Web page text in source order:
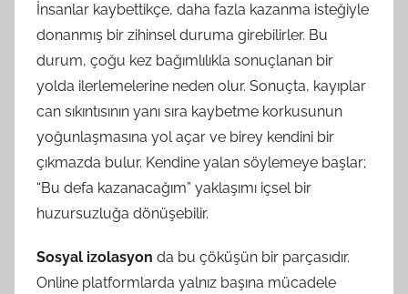
İnsanlar kaybettikçe, daha fazla kazanma isteğiyle
donanmış bir zihinsel duruma girebilirler. Bu
durum, çoğu kez bağımlılıkla sonuçlanan bir
yolda ilerlemelerine neden olur. Sonuçta, kayıplar
can sıkıntısının yanı sıra kaybetme korkusunun
yoğunlaşmasına yol açar ve birey kendini bir
çıkmazda bulur. Kendine yalan söylemeye başlar;
“Bu defa kazanacağım” yaklaşımı içsel bir
huzursuzluğa dönüşebilir.
Sosyal izolasyon da bu çöküşün bir parçasıdır.
Online platformlarda yalnız başına mücadele